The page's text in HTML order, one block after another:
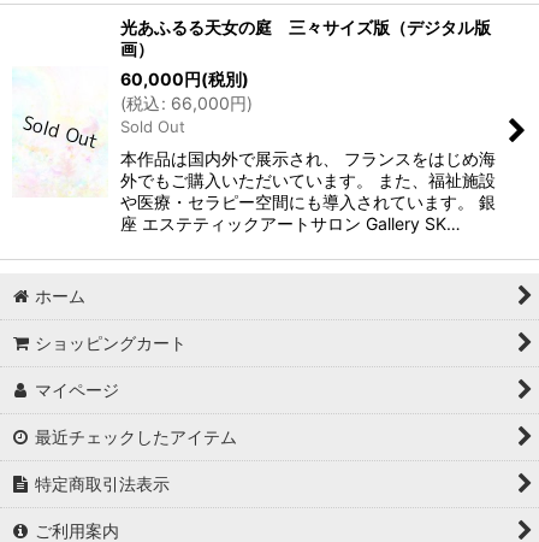
光あふるる天女の庭 三々サイズ版（デジタル版
画）
60,000円(税別)
(税込: 66,000円)
Sold Out
本作品は国内外で展示され、 フランスをはじめ海
外でもご購入いただいています。 また、福祉施設
や医療・セラピー空間にも導入されています。 銀
座 エステティックアートサロン Gallery SK…
ホーム
ショッピングカート
マイページ
最近チェックしたアイテム
特定商取引法表示
ご利用案内